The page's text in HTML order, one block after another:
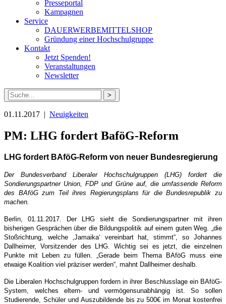
Presseportal
Kampagnen
Service
DAUERWERBEMITTELSHOP
Gründung einer Hochschulgruppe
Kontakt
Jetzt Spenden!
Veranstaltungen
Newsletter
Suche
nach:
01.11.2017 | Neuigkeiten
PM: LHG fordert BaföG-Reform
LHG fordert BAföG-Reform von neuer Bundesregierung
Der Bundesverband Liberaler Hochschulgruppen (LHG) fordert die
Sondierungspartner Union, FDP und Grüne auf, die umfassende Reform
des BAföG zum Teil ihres Regierungsplans für die Bundesrepublik zu
machen.
Berlin, 01.11.2017. Der LHG sieht die Sondierungspartner mit ihren
bisherigen Gesprächen über die Bildungspolitik auf einem guten Weg. „die
Stoßrichtung, welche ‚Jamaika‘ vereinbart hat, stimmt“, so Johannes
Dallheimer, Vorsitzender des LHG. Wichtig sei es jetzt, die einzelnen
Punkte mit Leben zu füllen. „Gerade beim Thema BAföG muss eine
etwaige Koalition viel präziser werden“, mahnt Dallheimer deshalb.
Die Liberalen Hochschulgruppen fordern in ihrer Beschlusslage ein BAföG-
System, welches eltern- und vermögensunabhängig ist. So sollen
Studierende, Schüler und Auszubildende bis zu 500€ im Monat kostenfrei